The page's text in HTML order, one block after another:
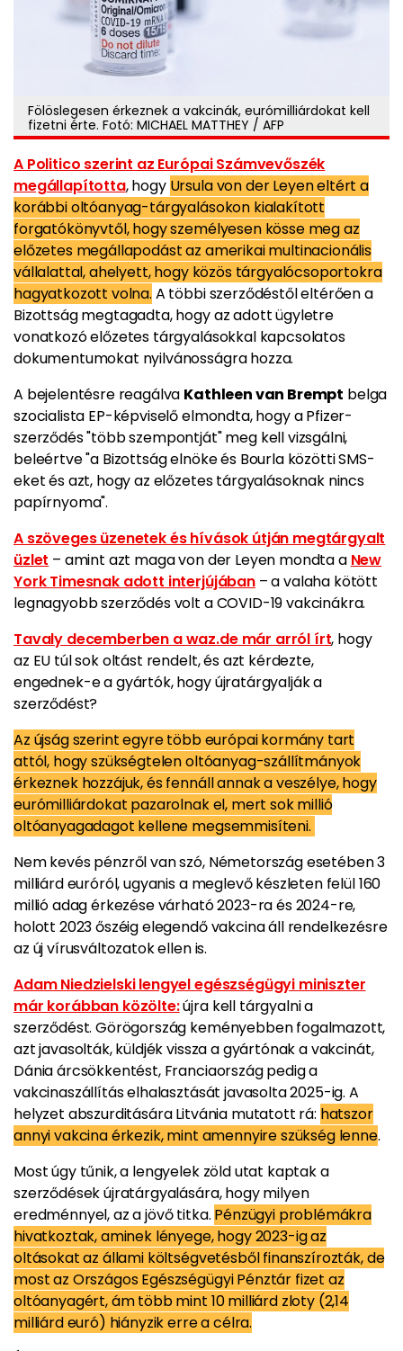
Fölöslegesen érkeznek a vakcinák, eurómilliárdokat kell
fizetni érte. Fotó: MICHAEL MATTHEY / AFP
A Politico szerint az Európai Számvevőszék
megállapította, hogy Ursula von der Leyen eltért a
korábbi oltóanyag-tárgyalásokon kialakított
forgatókönyvtől, hogy személyesen kösse meg az
előzetes megállapodást az amerikai multinacionális
vállalattal, ahelyett, hogy közös tárgyalócsoportokra
hagyatkozott volna. A többi szerződéstől eltérően a
Bizottság megtagadta, hogy az adott ügyletre
vonatkozó előzetes tárgyalásokkal kapcsolatos
dokumentumokat nyilvánosságra hozza.
A bejelentésre reagálva Kathleen van Brempt belga
szocialista EP-képviselő elmondta, hogy a Pfizer-
szerződés "több szempontját" meg kell vizsgálni,
beleértve "a Bizottság elnöke és Bourla közötti SMS-
eket és azt, hogy az előzetes tárgyalásoknak nincs
papírnyoma".
A szöveges üzenetek és hívások útján megtárgyalt
üzlet – amint azt maga von der Leyen mondta a New
York Timesnak adott interjújában– a valaha kötött
legnagyobb szerződés volt a COVID-19 vakcinákra.
Tavaly decemberben a waz.de már arról írt, hogy
az EU túl sok oltást rendelt, és azt kérdezte,
engednek-e a gyártók, hogy újratárgyalják a
szerződést?
Az újság szerint egyre több európai kormány tart
attól, hogy szükségtelen oltóanyag-szállítmányok
érkeznek hozzájuk, és fennáll annak a veszélye, hogy
eurómilliárdokat pazarolnak el, mert sok millió
oltóanyagadagot kellene megsemmisíteni.
Nem kevés pénzről van szó, Németország esetében 3
milliárd euróról, ugyanis a meglevő készleten felül 160
millió adag érkezése várható 2023-ra és 2024-re,
holott 2023 őszéig elegendő vakcina áll rendelkezésre
az új vírusváltozatok ellen is.
Adam Niedzielski lengyel egészségügyi miniszter
már korábban közölte:újra kell tárgyalni a
szerződést. Görögország keményebben fogalmazott,
azt javasolták, küldjék vissza a gyártónak a vakcinát,
Dánia árcsökkentést, Franciaország pedig a
vakcinaszállítás elhalasztását javasolta 2025-ig. A
helyzet abszurditására Litvánia mutatott rá: hatszor
annyi vakcina érkezik, mint amennyire szükség lenne.
Most úgy tűnik, a lengyelek zöld utat kaptak a
szerződések újratárgyalására, hogy milyen
eredménnyel, az a jövő titka. Pénzügyi problémákra
hivatkoztak, aminek lényege, hogy 2023-ig az
oltásokat az állami költségvetésből finanszírozták, de
most az Országos Egészségügyi Pénztár fizet az
oltóanyagért, ám több mint 10 milliárd zloty (2,14
milliárd euró) hiányzik erre a célra.